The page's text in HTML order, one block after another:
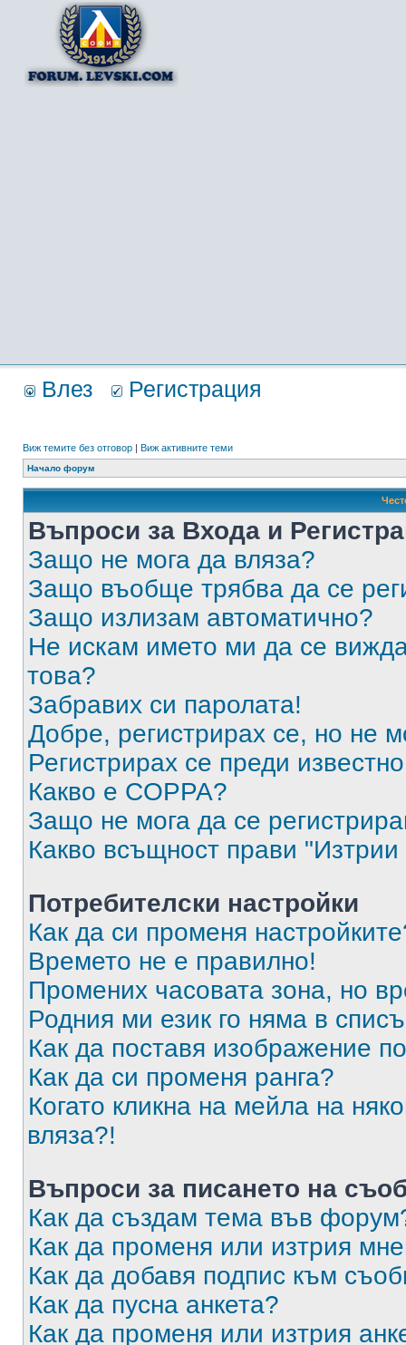
Влез Регистрация
Виж темите без отговор | Виж активните теми
Начало форум
Въпроси за Входа и
Защо не мога да вляза?
Защо въобще трябва да се
Защо излизам автоматично?
Не искам името ми да се
това?
Забравих си паролата!
Добре, регистрирах се, но не
Регистрирах се преди
Какво е COPPA?
Защо не мога да се
Какво всъщност прави "Изтрии
Потребителски настройки
Как да си променя
Времето не е правилно!
Промених часовата зона, но
Родния ми език го няма в
Как да поставя изображение
Как да си променя ранга?
Когато кликна на мейла на
вляза?!
Въпроси за писането на
Как да създам тема във
Как да променя или изтрия
Как да добавя подпис към
Как да пусна анкета?
Как да променя или изтрия